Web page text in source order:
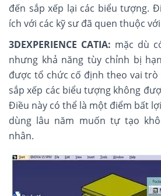
đến sắp xếp lại các biểu tượng.
ích với các kỹ sư đã quen thuộc
3DEXPERIENCE CATIA: mặc dù
nhưng khả năng tùy chỉnh bị
được tổ chức cố định theo vai trò
sắp xếp các biểu tượng không
Điều này có thể là một điểm bất
dùng lâu năm muốn tự tạo
nhân.